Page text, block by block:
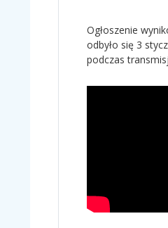
Ogłoszenie
odbyło się 3
podczas